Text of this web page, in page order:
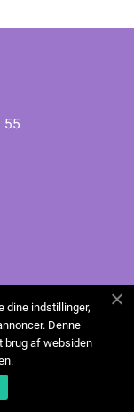
dine indstillinger,
Denne
brug af websiden